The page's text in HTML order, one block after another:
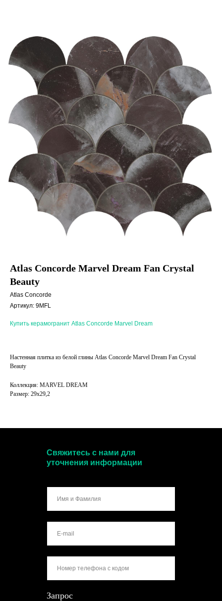
Atlas Concorde Marvel Dream Fan Crystal
Beauty
Atlas Concorde
Артикул: 9MFL
Купить керамогранит Atlas Concorde Marvel Dream
Настенная плитка из белой глины Atlas Concorde Marvel Dream Fan Crystal
Beauty
Коллекция: MARVEL DREAM
Размер: 29x29,2
Запрос
Свяжитесь с нами для
уточнения информации